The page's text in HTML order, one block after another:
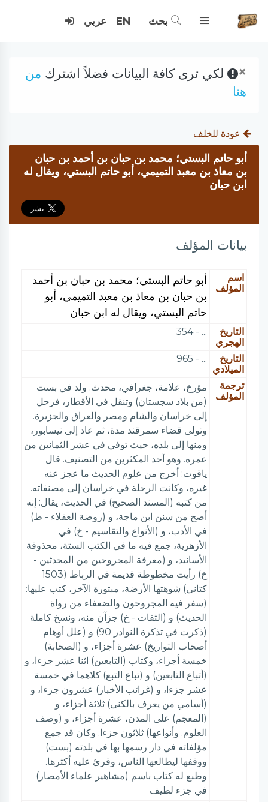
بحث EN عربي
× لكي ترى كافة البيانات فضلاً اشترك من
هنا
عودة للخلف
أبو حاتم البستي؛ محمد بن حبان بن أحمد بن حبان
بن معاذ بن معبد التميمي، أبو حاتم البستي، ويقال له
ابن حبان
بيانات المؤلف
اسم
المؤلف
أبو حاتم البستي؛ محمد بن حبان بن أحمد
بن حبان بن معاذ بن معبد التميمي، أبو
حاتم البستي، ويقال له ابن حبان
التاريخ
الهجري
... - 354
التاريخ
الميلادي
... - 965
ترجمة
المؤلف
مؤرخ، علامة، جغرافي، محدث. ولد في بست
(من بلاد سجستان) وتنقل في الأقطار، فرحل
إلى خراسان والشام ومصر والعراق والجزيرة.
وتولى قضاء سمرقند مدة، ثم عاد إلى نيسابور،
ومنها إلى بلده، حيث توفي في عشر الثمانين من
عمره. وهو أحد المكثرين من التصنيف. قال
ياقوت: أخرج من علوم الحديث ما عجز عنه
غيره، وكانت الرحلة في خراسان إلى مصنفاته.
من كتبه (المسند الصحيح) في الحديث، يقال: إنه
أصح من سنن ابن ماجة، و (روضة العقلاء - ط)
في الأدب، و (الأنواع والتقاسيم - خ) في
الأزهرية، جمع فيه ما في الكتب الستة، محذوفة
الأسانيد، و (معرفة المجروحين من المحدثين -
خ) رأيت مخطوطة قديمة في الرباط (1503
كتاني) شوهتها الأرضة، مبتورة الآخر، كتب عليها:
(سفر فيه المجروحون والضعفاء من رواة
الحديث) و (الثقات - خ) جزآن منه، ونسخ كاملة
(ذكرت في تذكرة النوادر 90) و (علل أوهام
أصحاب التواريخ) عشرة أجزاء، و (الصحابة)
خمسة أجزاء، وكتاب (التابعين) اثنا عشر جزءا، و
(أتباع التابعين) و (تباع التبع) كلاهما في خمسة
عشر جزءا، و (غرائب الأخبار) عشرون جزءا، و
(أسامي من يعرف بالكنى) ثلاثة أجزاء، و
(المعجم) على المدن، عشرة أجزاء، و (وصف
العلوم. وأنواعها) ثلاثون جزءا. وكان قد جمع
مؤلفاته في دار رسمها بها في بلدته (بست)
ووقفها ليطالعها الناس، وقرئ عليه أكثرها.
وطبع له كتاب باسم (مشاهير علماء الأمصار)
في جزء لطيف